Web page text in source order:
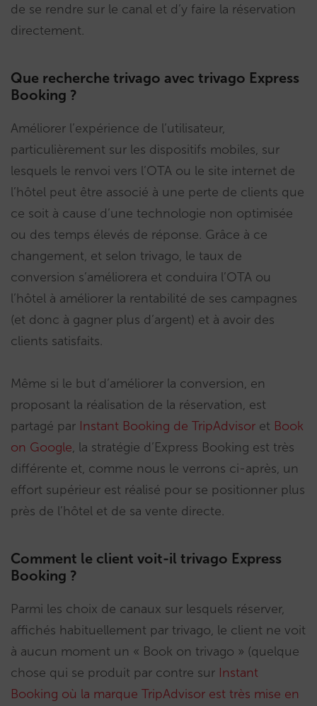
de se rendre sur le canal et d’y faire la réservation
directement.
Que recherche trivago avec trivago Express
Booking ?
Améliorer l’expérience de l’utilisateur,
particulièrement sur les dispositifs mobiles, sur
lesquels le renvoi vers l’OTA ou le site internet de
l’hôtel peut être associé à une perte de clients que
ce soit à cause d’une technologie non optimisée
ou des temps élevés de réponse. Grâce à ce
changement, et selon trivago, le taux de
conversion s’améliorera et conduira l’OTA ou
l’hôtel à améliorer la rentabilité de ses campagnes
(et donc à gagner plus d’argent) et à avoir des
clients satisfaits.
Même si le but d’améliorer la conversion, en
proposant la réalisation de la réservation, est
partagé par Instant Booking de TripAdvisor et Book
on Google, la stratégie d’Express Booking est très
différente et, comme nous le verrons ci-après, un
effort supérieur est réalisé pour se positionner plus
près de l’hôtel et de sa vente directe.
Comment le client voit-il trivago Express
Booking ?
Parmi les choix de canaux sur lesquels réserver,
affichés habituellement par trivago, le client ne voit
à aucun moment un « Book on trivago » (quelque
chose qui se produit par contre sur Instant
Booking où la marque TripAdvisor est très mise en